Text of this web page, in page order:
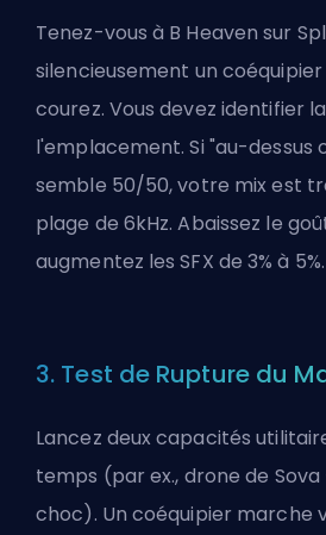
Tenez-vous à B Heaven sur
silencieusement un coéquipier
courez. Vous devez identifier
l'emplacement. Si "au-dessus
semble 50/50, votre mix est
plage de 6kHz. Abaissez le
augmentez les SFX de 3% à 5%.
3. Test de Rupture du
Lancez deux capacités
temps (par ex., drone de
choc). Un coéquipier marche